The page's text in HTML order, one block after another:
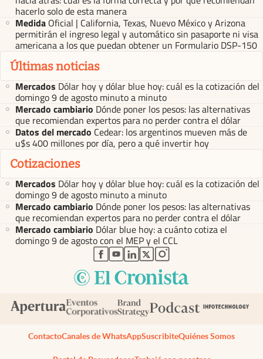
hacerlo solo de esta manera
Medida Oficial | California, Texas, Nuevo México y Arizona
permitirán el ingreso legal y automático sin pasaporte ni visa
americana a los que puedan obtener un Formulario DSP-150
Últimas noticias
Mercados Dólar hoy y dólar blue hoy: cuál es la cotización del
domingo 9 de agosto minuto a minuto
Mercado cambiario Dónde poner los pesos: las alternativas
que recomiendan expertos para no perder contra el dólar
Datos del mercado Cedear: los argentinos mueven más de
u$s 400 millones por día, pero a qué invertir hoy
Cotizaciones
Mercados Dólar hoy y dólar blue hoy: cuál es la cotización del
domingo 9 de agosto minuto a minuto
Mercado cambiario Dónde poner los pesos: las alternativas
que recomiendan expertos para no perder contra el dólar
Mercado cambiario Dólar blue hoy: a cuánto cotiza el
domingo 9 de agosto con el MEP y el CCL
abre en nueva pestaña
abre en nueva pestaña
abre en nueva pestaña
abre en nueva pestaña
abre en nueva pestaña
ContactoCanales de WhatsAppSuscribiteQuiénes Somos